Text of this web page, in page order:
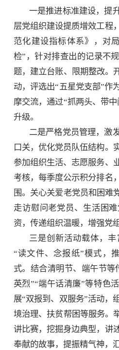
一是推进标准建设，提
层党组织建设提质增效工程
范化建设指标体系》，对
检”，针对排查出的记录不
题，建立台账、限期整改。
动，评选出“五星党支部”作
摩交流，通过“抓两头、带
升级。
二是严格党员管理，激
口关，优化党员队伍结构。
参加组织生活、志愿服务、
考核，每季度公示积分排名
围。关心关爱老党员和困难
走访慰问老党员、生活困
资，传递组织温暖，增强党
三是创新活动载体，
“读文件、念报纸”模式，
式。结合清明节、端午节等
英烈”“端午话清廉”等特色
展“双报到、双服务”活动，
境治理、扶贫帮困等服务。
讲比赛，挖掘身边典型，讲
奉献的故事，提振精气神，